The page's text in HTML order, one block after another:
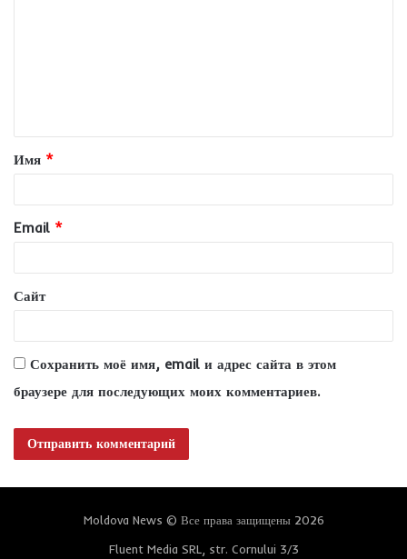
т
а
й
*
Имя *
Email *
Сайт
Сохранить моё имя, email и адрес сайта в этом
браузере для последующих моих комментариев.
Moldova News © Все права защищены 2026
Fluent Media SRL, str. Cornului 3/3